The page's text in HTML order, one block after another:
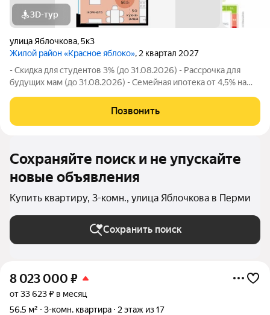
3D-тур
улица Яблочкова,5к3
Жилой район «Красное яблоко», 2 квартал 2027
- Скидка для студентов 3% (до 31.08.2026) - Рассрочка для
будущих мам (до 31.08.2026) - Семейная ипотека от 4,5% на
31.08.2026) - Скидка до 3% за каждого ребёнка (до 31.08.2026)
- Материнский
Позвонить
Сохраняйте поиск и не упускайте
новые объявления
Купить квартиру, 3-комн., улица Яблочкова в Перми
Сохранить поиск
8 023 000 ₽
от 33 623 ₽ в месяц
56,5 м²
3-комн. квартира 2 этаж из 17